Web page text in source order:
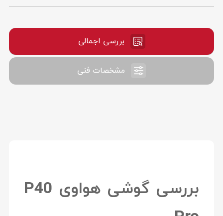
بررسی اجمالی
مشخصات فنی
بررسی گوشی هواوی P40